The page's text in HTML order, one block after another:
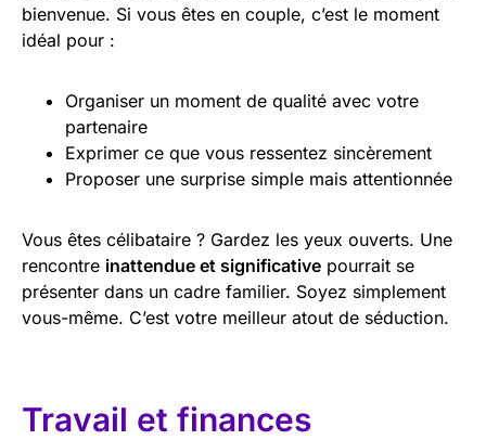
bienvenue. Si vous êtes en couple, c’est le moment
idéal pour :
Organiser un moment de qualité avec votre
partenaire
Exprimer ce que vous ressentez sincèrement
Proposer une surprise simple mais attentionnée
Vous êtes célibataire ? Gardez les yeux ouverts. Une
rencontre inattendue et significative pourrait se
présenter dans un cadre familier. Soyez simplement
vous-même. C’est votre meilleur atout de séduction.
Travail et finances